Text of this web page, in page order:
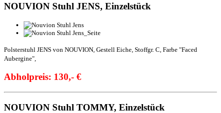
NOUVION Stuhl JENS, Einzelstück
Polsterstuhl JENS von NOUVION, Gestell Eiche, Stoffgr. C, Farbe "Faced
Aubergine",
Abholpreis: 130,- €
NOUVION Stuhl TOMMY, Einzelstück